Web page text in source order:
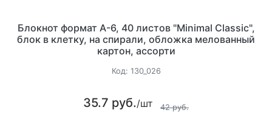
Блокнот формат А-6, 40 листов "Minimal Classic",
блок в клетку, на спирали, обложка мелованный
картон, ассорти
Код: 130_026
35.7 руб./шт 42 руб.